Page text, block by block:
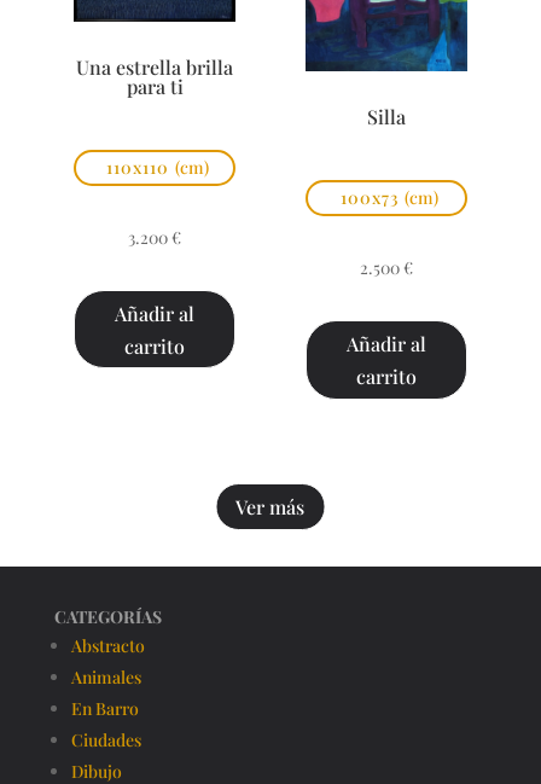
Una estrella brilla
para ti
110x110 (cm)
3.200 €
Añadir al
carrito
Silla
100x73 (cm)
2.500 €
Añadir al
carrito
Ver más
CATEGORÍAS
Abstracto
Animales
En Barro
Ciudades
Dibujo